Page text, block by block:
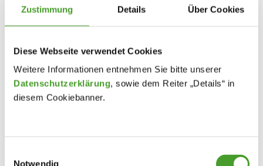
Zustimmung Details Über Cookies
Diese Webseite verwendet Cookies
Weitere Informationen entnehmen Sie bitte unserer
Datenschutzerklärung, sowie dem Reiter „Details“ in
diesem Cookiebanner.
Notwendig